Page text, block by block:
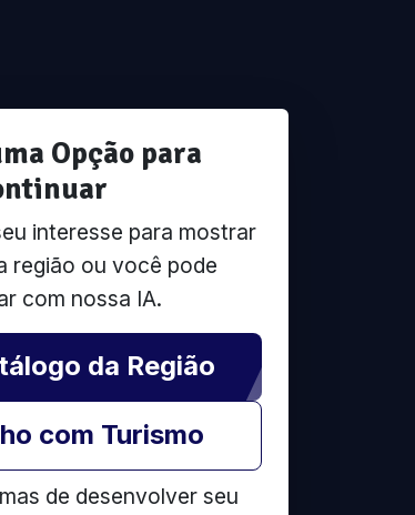
Opção para
interesse para mostrar
região ou você pode
com nossa IA.
da Região
com Turismo
de desenvolver seu